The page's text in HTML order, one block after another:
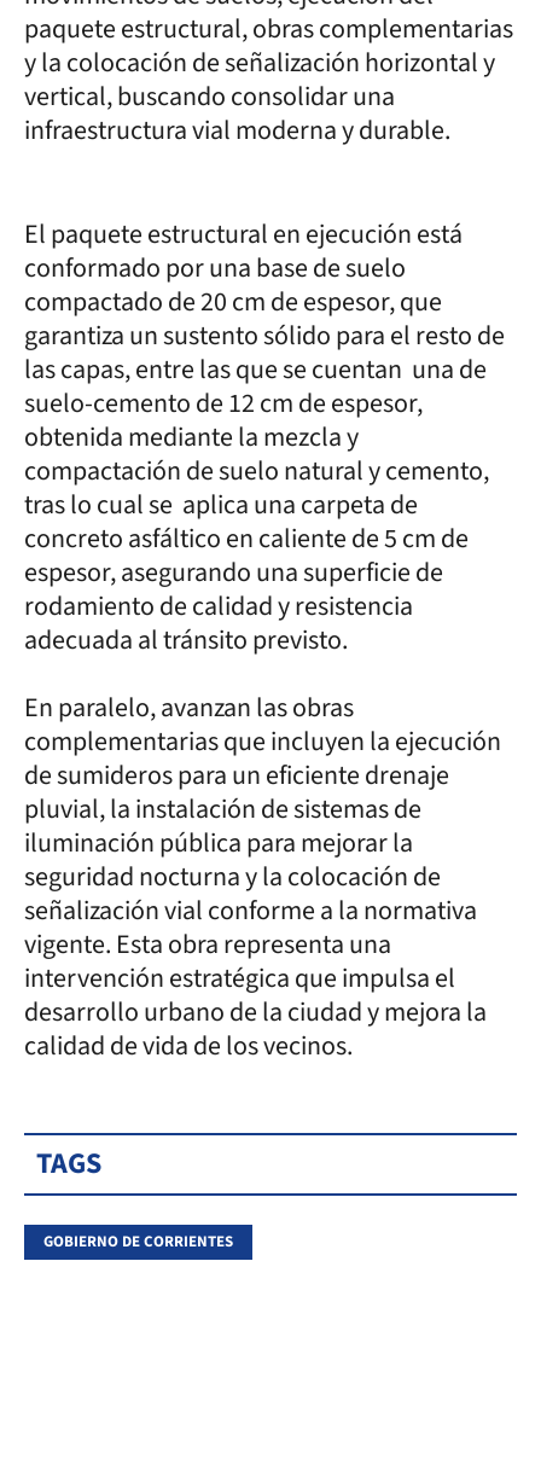
paquete estructural, obras complementarias
y la colocación de señalización horizontal y
vertical, buscando consolidar una
infraestructura vial moderna y durable.
El paquete estructural en ejecución está
conformado por una base de suelo
compactado de 20 cm de espesor, que
garantiza un sustento sólido para el resto de
las capas, entre las que se cuentan una de
suelo-cemento de 12 cm de espesor,
obtenida mediante la mezcla y
compactación de suelo natural y cemento,
tras lo cual se aplica una carpeta de
concreto asfáltico en caliente de 5 cm de
espesor, asegurando una superficie de
rodamiento de calidad y resistencia
adecuada al tránsito previsto.
En paralelo, avanzan las obras
complementarias que incluyen la ejecución
de sumideros para un eficiente drenaje
pluvial, la instalación de sistemas de
iluminación pública para mejorar la
seguridad nocturna y la colocación de
señalización vial conforme a la normativa
vigente. Esta obra representa una
intervención estratégica que impulsa el
desarrollo urbano de la ciudad y mejora la
calidad de vida de los vecinos.
TAGS
GOBIERNO DE CORRIENTES